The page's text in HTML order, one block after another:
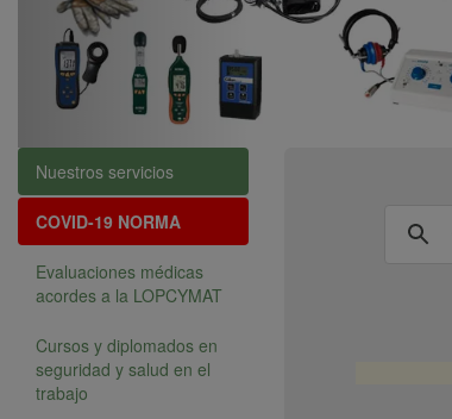
Nuestros servicios
COVID-19 NORMA
Evaluaciones médicas
acordes a la LOPCYMAT
Cursos y diplomados en
seguridad y salud en el
trabajo